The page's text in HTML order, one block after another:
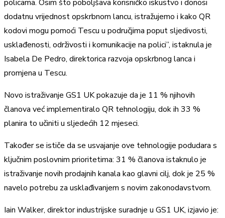
policama. Osim što poboljšava korisničko iskustvo i donosi
dodatnu vrijednost opskrbnom lancu, istražujemo i kako QR
kodovi mogu pomoći Tescu u područjima poput sljedivosti,
usklađenosti, održivosti i komunikacije na polici”, istaknula je
Isabela De Pedro, direktorica razvoja opskrbnog lanca i
promjena u Tescu.
Novo istraživanje GS1 UK pokazuje da je 11 % njihovih
članova već implementiralo QR tehnologiju, dok ih 33 %
planira to učiniti u sljedećih 12 mjeseci.
Također se ističe da se usvajanje ove tehnologije podudara s
ključnim poslovnim prioritetima: 31 % članova istaknulo je
istraživanje novih prodajnih kanala kao glavni cilj, dok je 25 %
navelo potrebu za usklađivanjem s novim zakonodavstvom.
Iain Walker, direktor industrijske suradnje u GS1 UK, izjavio je: